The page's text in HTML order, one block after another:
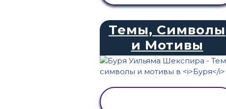
Темы, Символы
и Мотивы